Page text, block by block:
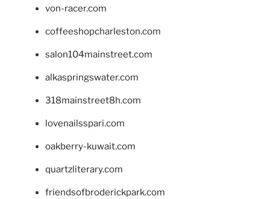
von-racer.com
coffeeshopcharleston.com
salon104mainstreet.com
alkaspringswater.com
318mainstreet8h.com
lovenailsspari.com
oakberry-kuwait.com
quartzliterary.com
friendsofbroderickpark.com